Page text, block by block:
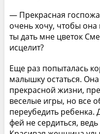
— Прекрасная
очень хочу, чтобы
ты дать мне цветок
исцелит?
Еще раз попыталась
малышку остаться.
прекрасной жизни,
веселые игры, но все
переубедить ребенка.
фей не сердиться,